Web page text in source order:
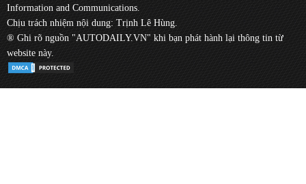
Information and Communications.
Chịu trách nhiệm nội dung: Trịnh Lê Hùng.
® Ghi rõ nguồn "AUTODAILY.VN" khi bạn phát hành lại thông tin từ
website này.